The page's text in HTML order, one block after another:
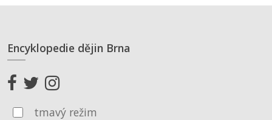
Encyklopedie dějin Brna
tmavý režim